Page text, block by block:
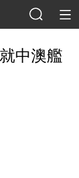
中澳艦